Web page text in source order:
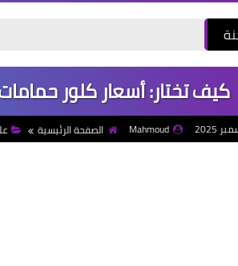
كيف تختار: أسعار كلور
Mahmoud الصفحة الرئيسية